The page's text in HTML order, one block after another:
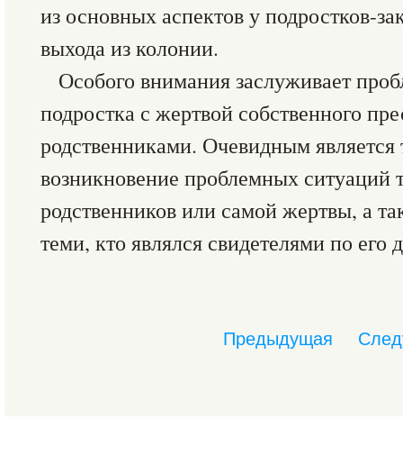
из основных аспектов у подростков-
выхода из колонии.
Особого внимания заслуживает
подростка с жертвой собственного
родственниками. Очевидным является
возникновение проблемных
родственников или самой жертвы, а
теми, кто являлся свидетелями по его
Предыдущая